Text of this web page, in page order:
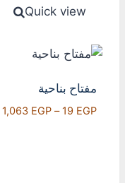
Quick view
مفتاح بناحية
19 EGP
–
1,063 EGP